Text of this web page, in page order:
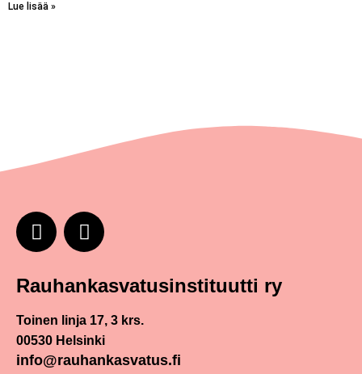
Lue lisää »
Rauhankasvatus­instituutti ry
Toinen linja 17, 3 krs.
00530 Helsinki
info@rauhankasvatus.fi